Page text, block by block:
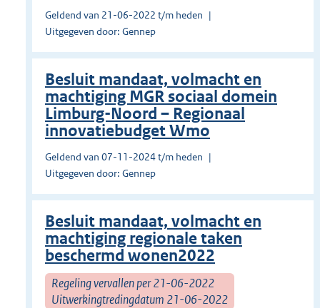
Geldend van 21-06-2022 t/m heden
Uitgegeven door: Gennep
Besluit mandaat, volmacht en
machtiging MGR sociaal domein
Limburg-Noord – Regionaal
innovatiebudget Wmo
Geldend van 07-11-2024 t/m heden
Uitgegeven door: Gennep
Besluit mandaat, volmacht en
machtiging regionale taken
beschermd wonen2022
Regeling vervallen per 21-06-2022
Uitwerkingtredingdatum 21-06-2022